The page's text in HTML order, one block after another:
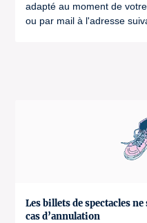
adapté au moment de
ou par mail à l'adresse
Les billets de spectacles
cas d’annulation